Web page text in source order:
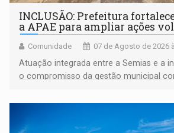
INCLUSÃO: Prefeitura
a APAE para ampliar ações
Comunidade 07 de Agosto de 2026
Atuação integrada entre a Semias e a
o compromisso da gestão municipal